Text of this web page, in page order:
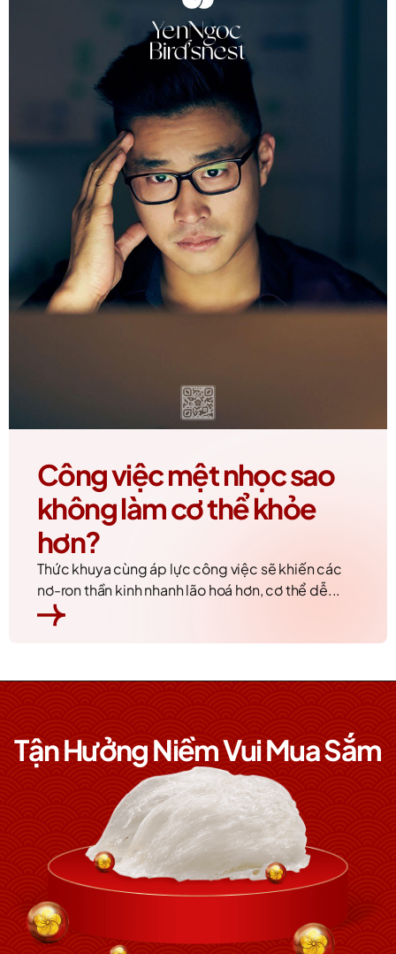
Công việc mệt nhọc sao
không làm cơ thể khỏe
hơn?
Thức khuya cùng áp lực công việc sẽ khiến các
nơ-ron thần kinh nhanh lão hoá hơn, cơ thể dễ...
Tận Hưởng Niềm Vui Mua Sắm